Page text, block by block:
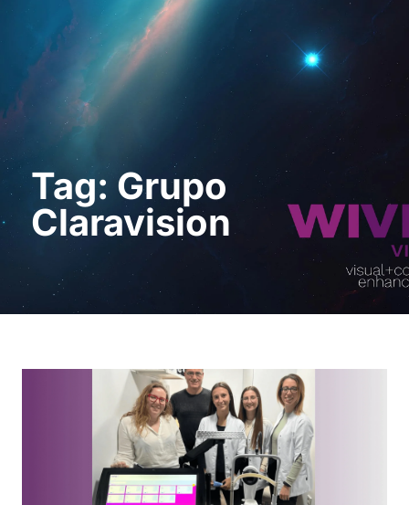
Request a Demo
Tag: Grupo
Claravision